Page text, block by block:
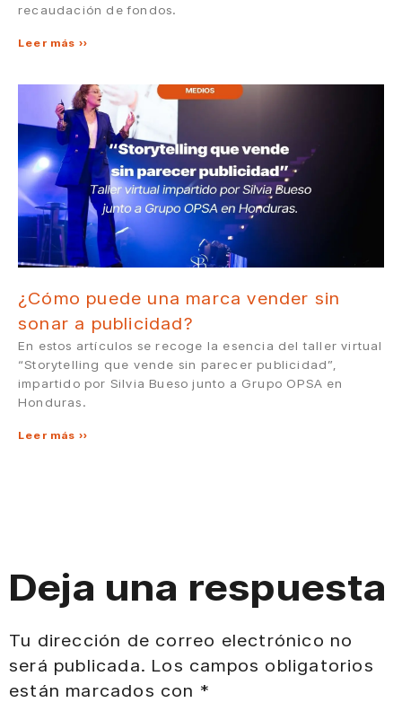
recaudación de fondos.
Leer más »
¿Cómo puede una marca vender sin
sonar a publicidad?
En estos artículos se recoge la esencia del taller virtual
“Storytelling que vende sin parecer publicidad”,
impartido por Silvia Bueso junto a Grupo OPSA en
Honduras.
Leer más »
Deja una respuesta
Tu dirección de correo electrónico no
será publicada. Los campos obligatorios
están marcados con *